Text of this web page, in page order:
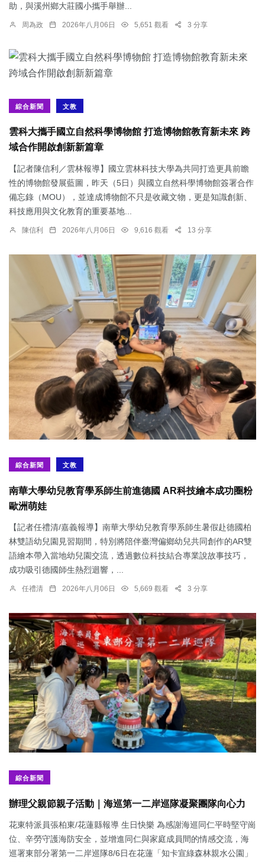
助，與溪州鄉大莊國小攜手舉辦...
周為政 2026年八月06日 5,651 觀看 3 分享
綜合新聞 文教
雲科大攜手國立自然科學博物館 打造博物館教育新未來 跨
域合作開啟創新新篇章
【記者陳信利／雲林報導】國立雲林科技大學為共同打造更具前瞻
性的博物館發展藍圖，昨天（5日）與國立自然科學博物館簽署合作
備忘錄（MOU），並達成博物館不只是收藏文物，更是知識創新、
科技應用與文化教育的重要基地...
陳信利 2026年八月06日 9,616 觀看 13 分享
綜合新聞 文教
南華大學幼兒教育學系師生前進德國 AR科技繪本成功圈粉
歐洲萌娃
【記者任禮清/嘉義報導】南華大學幼兒教育學系師生暑假赴德國柏
林雙語幼兒園見習期間，特別將陪伴臺灣偏鄉幼兒共同創作的AR雙
語繪本帶入當地幼兒園交流，透過數位科技結合專業說故事技巧，
成功吸引德國師生熱烈迴響，...
任禮清 2026年八月06日 5,669 觀看 3 分享
綜合新聞
辦理父親節親子活動｜海巡第一二岸巡隊凝聚團隊向心力
花東特派員張柏東/花蓮縣報導 生日快樂 為感謝海巡同仁平時堅守崗
位、辛勞守護海防安全，並增進同仁與家庭成員間的情感交流，海
巡署東部分署第一二岸巡隊8/6日在花蓮「知卡宣綠森林親水公園」